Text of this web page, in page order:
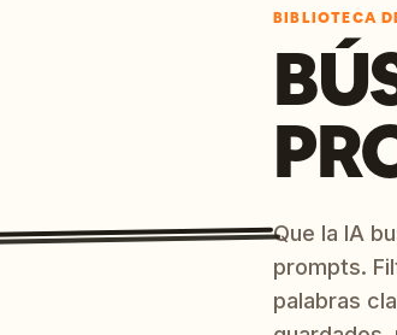
BIBLIOTECA
Que la IA
prompts.
palabras